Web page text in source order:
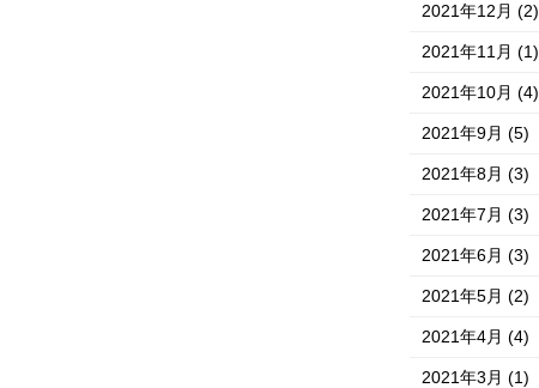
2021年12月(2)
2021年11月(1)
2021年10月(4)
2021年9月(5)
2021年8月(3)
2021年7月(3)
2021年6月(3)
2021年5月(2)
2021年4月(4)
2021年3月(1)